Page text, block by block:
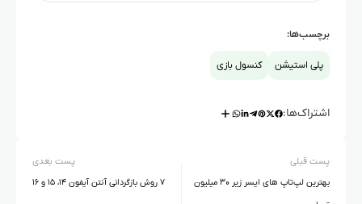
برچسب‌ها:
پلی استیشن کنسول بازی
اشتراک‌ها:
پست قبلی
بهترین لپ‌تاپ‌ های ایسر زیر ۳۰ میلیون
پست بعدی
۷ روش بازگردانی آنتن آیفون ۱۴، ۱۵ و ۱۶